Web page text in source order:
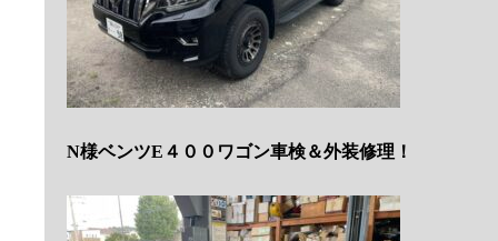
N様ベンツE４００ワゴン車検＆外装修理！